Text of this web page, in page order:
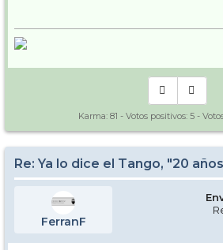
Karma: 81 - Votos positivos: 5 -
Re: Ya lo dice el Tango, "20
FerranF